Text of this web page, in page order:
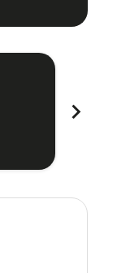
chevron_right